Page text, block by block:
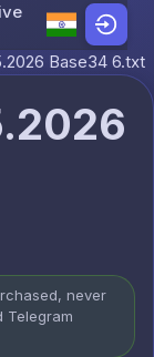
Base34 6.txt
never
Telegram